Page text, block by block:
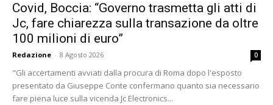
Covid, Boccia: “Governo trasmetta gli atti di
Jc, fare chiarezza sulla transazione da oltre
100 milioni di euro”
Redazione - 8 Agosto 2026 0
"Gli accertamenti avviati dalla procura di Roma dopo l'esposto
presentato da Giuseppe Conte confermano quanto sia necessario
fare piena luce sulla vicenda Jc Electronics...